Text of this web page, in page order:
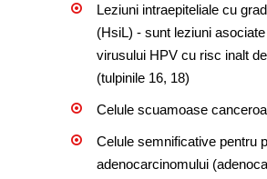
Leziuni intraepiteliale cu
(HsiL) - sunt leziuni
virusului HPV cu risc inalt
(tulpinile 16, 18)
Celule scuamoase
Celule semnificative pentru
adenocarcinomului